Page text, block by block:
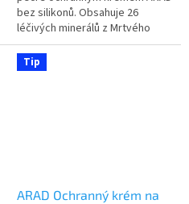
bez silikonů. Obsahuje 26
léčivých minerálů z Mrtvého
moře, chrání před vysoušením a
zanechává pokožku
hydratovanou a...
Tip
ARAD Ochranný krém na